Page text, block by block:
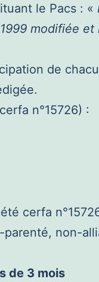
le Pacs : «
modifiée et
de
n°15726) :
cerfa
parenté, non-
de 3 mois